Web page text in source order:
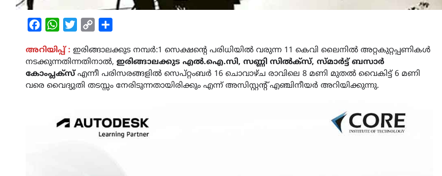
FacebookWhatsAppTwitterCopy
അറിയിപ്പ് : ഇരിങ്ങാലക്കുട നമ്പർ:1 സെക്ഷന്റെ പരിധിയിൽ വരുന്ന 11 കെവി ലൈനിൽ അറ്റകുറ്റപ്പണികൾ
നടക്കുന്നതിന്നതിനാൽ, ഇരിങ്ങാലക്കുട എൽ.ഐ.സി, സണ്ണി സിൽക്സ്, സ്മാർട്ട് ബസാർ
കോംപ്ലക്സ്എന്നീ പരിസരങ്ങളിൽ സെപ്റ്റംബർ 16 ചൊവാഴ്ച രാവിലെ 8 മണി മുതൽ വൈകിട്ട് 6 മണി
വരെ വൈദ്യുതി തടസ്സം നേരിടുന്നതായിരിക്കും എന്ന് അസിസ്റ്റന്റ് എഞ്ചിനീയർ അറിയിക്കുന്നു.